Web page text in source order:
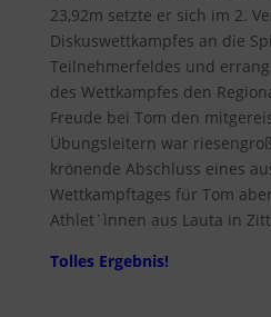
23,92m setzte er sich im 2.
Diskuswettkampfes an die
Teilnehmerfeldes und
des Wettkampfes den
Freude bei Tom den
Übungsleitern war
krönende Abschluss eines
Wettkampftages für Tom
Athlet`ìnnen aus Lauta in
Tolles Ergebnis!